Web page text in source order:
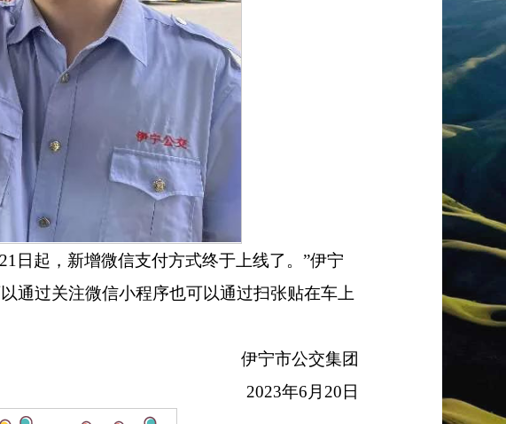
21 日起，新增微信支付方式终于上线了。”伊宁
通过关注微信小程序也可以通过扫张贴在车上
伊宁市公交集团
2023年6 月 20日